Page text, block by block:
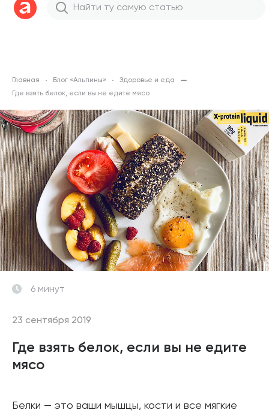
Главная Блог «Альпины»
Здоровье и еда
Где взять белок, если вы не едите мясо
23 сентября 2019
6 минут
Где взять белок, если вы не едите
мясо
Белки — это ваши мышцы, кости и все мягкие